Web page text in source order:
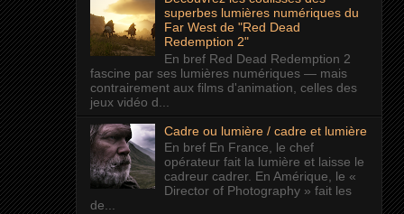
superbes lumières numériques du
Far West de "Red Dead
Redemption 2"
En bref Red Dead Redemption 2
fascine par ses lumières numériques — mais
contrairement aux films d'animation, celles des
jeux vidéo d...
Cadre ou lumière / cadre et lumière
En bref En France, le chef
opérateur fait la lumière et laisse le
cadreur cadrer. En Amérique, le «
Director of Photography » fait les
de...